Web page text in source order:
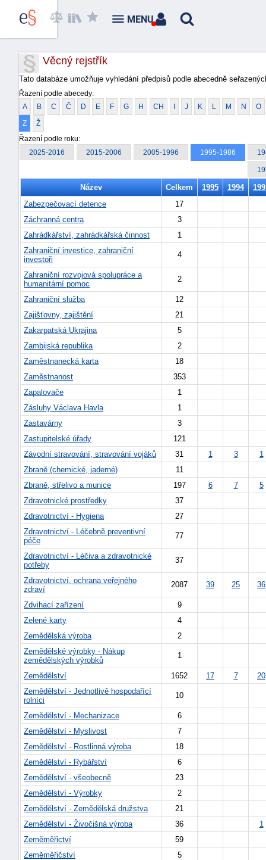
Věcný rejstřík
Tato databáze umožňuje vyhledání předpisů podle abecedně
Řazení podle abecedy:
A B C Č D E F G H CH I J K L M N O
Z Ž
Řazení podle roku:
2025-2016 2015-2006 2005-1996 1995-1986
Název Celkem 1995 1994
Zabezpečovací detence
17
Záchranná centra
3
Zahrádkářství, zahrádkářská činnost
1
Zahraniční investice, zahraniční
investoři
4
Zahraniční rozvojová spolupráce a
humanitární pomoc
2
Zahraniční služba
12
Zajišťovny, zajištění
21
Zakarpatská Ukrajina
5
Zambijská republika
2
Zaměstnanecká karta
18
Zaměstnanost
353
Zapalovače
1
Zásluhy Václava Havla
1
Zastavárny
3
Zastupitelské úřady
121
Závodní stravování, stravování vojáků
31 1 3
1
Zbraně (chemické, jaderné)
11
Zbraně, střelivo a munice
197 6 7
5
Zdravotnické prostředky
37
Zdravotnictví - Hygiena
27
Zdravotnictví - Léčebně preventivní
péče
77
Zdravotnictví - Léčiva a zdravotnické
potřeby
37
Zdravotnictví, ochrana veřejného
zdraví
2087 39 25 36
Zdvihací zařízení
9
Zelené karty
4
Zemědělská výroba
2
Zemědělské výrobky - Nákup
zemědělských výrobků
1
Zemědělství 1652 17 7
20
Zemědělství - Jednotlivě hospodařící
rolníci
10
Zemědělství - Mechanizace
6
Zemědělství - Myslivost
7
Zemědělství - Rostlinná výroba
18
Zemědělství - Rybářství
6
Zemědělství - všeobecně
23
Zemědělství - Výrobky
2
Zemědělství - Zemědělská družstva
21
Zemědělství - Živočišná výroba
36
1
Zeměměřictví
59
Zeměměřičství
5
MENU
škody
+náhrady